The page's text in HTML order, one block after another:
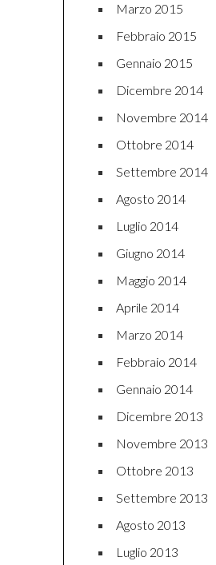
Marzo 2015
Febbraio 2015
Gennaio 2015
Dicembre 2014
Novembre 2014
Ottobre 2014
Settembre 2014
Agosto 2014
Luglio 2014
Giugno 2014
Maggio 2014
Aprile 2014
Marzo 2014
Febbraio 2014
Gennaio 2014
Dicembre 2013
Novembre 2013
Ottobre 2013
Settembre 2013
Agosto 2013
Luglio 2013